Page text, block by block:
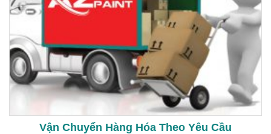
Vận Chuyển Hàng Hóa Theo Yêu Cầu